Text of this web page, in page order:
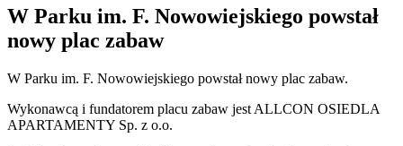
W Parku im. F. Nowowiejskiego powstał
nowy plac zabaw
W Parku im. F. Nowowiejskiego powstał nowy plac zabaw.
Wykonawcą i fundatorem placu zabaw jest ALLCON OSIEDLA
APARTAMENTY Sp. z o.o.